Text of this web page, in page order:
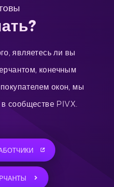
являетесь ли вы
конечным
окон, мы
в сообществе PIVX.